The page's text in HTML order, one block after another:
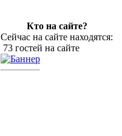
Кто на сайте?
Сейчас на сайте находятся:
73 гостей на сайте